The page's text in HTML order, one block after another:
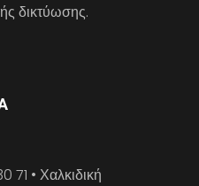
δικτύωσης.
71 • Χαλκιδική